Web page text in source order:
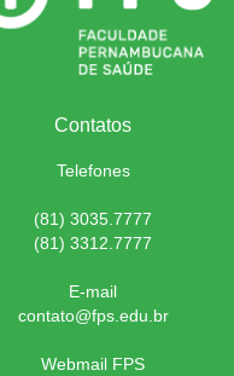
Contatos
Telefones
(81) 3035.7777
(81) 3312.7777
E-mail
contato@fps.edu.br
Webmail FPS